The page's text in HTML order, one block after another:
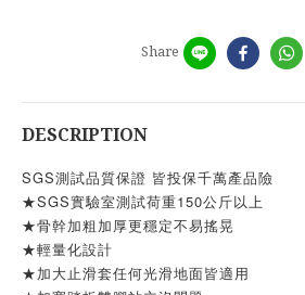
Share
DESCRIPTION
SGS測試品質保證 皆投保千萬產品險
★SGS實驗室測試荷重150公斤以上
★骨幹加粗加厚更穩定不易搖晃
★輕量化設計
★加大止滑套任何光滑地面皆適用